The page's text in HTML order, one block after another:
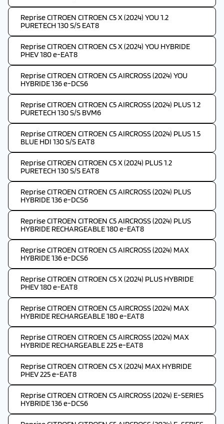
Reprise CITROEN CITROEN C5 X (2024) YOU 1.2
PURETECH 130 S/S EAT8
Reprise CITROEN CITROEN C5 X (2024) YOU HYBRIDE
PHEV 180 e-EAT8
Reprise CITROEN CITROEN C5 AIRCROSS (2024) YOU
HYBRIDE 136 e-DCS6
Reprise CITROEN CITROEN C5 AIRCROSS (2024) PLUS 1.2
PURETECH 130 S/S BVM6
Reprise CITROEN CITROEN C5 AIRCROSS (2024) PLUS 1.5
BLUE HDI 130 S/S EAT8
Reprise CITROEN CITROEN C5 X (2024) PLUS 1.2
PURETECH 130 S/S EAT8
Reprise CITROEN CITROEN C5 AIRCROSS (2024) PLUS
HYBRIDE 136 e-DCS6
Reprise CITROEN CITROEN C5 AIRCROSS (2024) PLUS
HYBRIDE RECHARGEABLE 180 e-EAT8
Reprise CITROEN CITROEN C5 AIRCROSS (2024) MAX
HYBRIDE 136 e-DCS6
Reprise CITROEN CITROEN C5 X (2024) PLUS HYBRIDE
PHEV 180 e-EAT8
Reprise CITROEN CITROEN C5 AIRCROSS (2024) MAX
HYBRIDE RECHARGEABLE 180 e-EAT8
Reprise CITROEN CITROEN C5 AIRCROSS (2024) MAX
HYBRIDE RECHARGEABLE 225 e-EAT8
Reprise CITROEN CITROEN C5 X (2024) MAX HYBRIDE
PHEV 225 e-EAT8
Reprise CITROEN CITROEN C5 AIRCROSS (2024) E-SERIES
HYBRIDE 136 e-DCS6